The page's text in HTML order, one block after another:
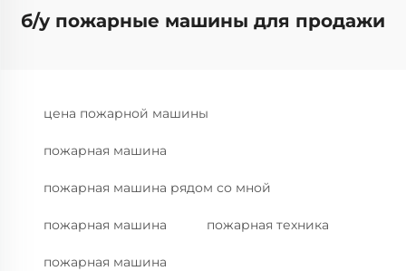
б/у пожарные машины для продажи
цена пожарной машины
пожарная машина
пожарная машина рядом со мной
пожарная машина пожарная техника
пожарная машина